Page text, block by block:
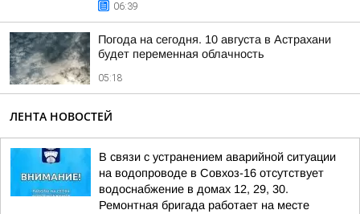
06:39
Погода на сегодня. 10 августа в Астрахани
будет переменная облачность
05:18
ЛЕНТА НОВОСТЕЙ
В связи с устранением аварийной ситуации
на водопроводе в Совхоз-16 отсутствует
водоснабжение в домах 12, 29, 30.
Ремонтная бригада работает на месте